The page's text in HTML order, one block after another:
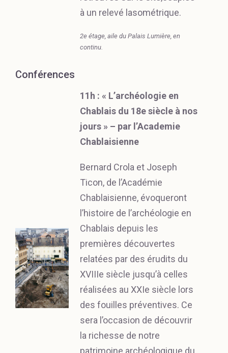
à un relevé lasométrique.
2e étage, aile du Palais Lumière, en
continu.
Conférences
11h : « L’archéologie en
Chablais du 18e siècle à nos
jours » – par l’Academie
Chablaisienne
Bernard Crola et Joseph
Ticon, de l’Académie
Chablaisienne, évoqueront
l’histoire de l’archéologie en
Chablais depuis les
premières découvertes
relatées par des érudits du
XVIIIe siècle jusqu’à celles
réalisées au XXIe siècle lors
des fouilles préventives. Ce
sera l’occasion de découvrir
la richesse de notre
patrimoine archéologique du